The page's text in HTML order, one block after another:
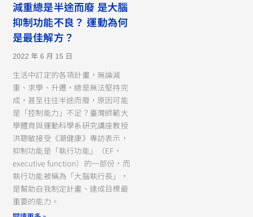
減重總是半途而廢 是大腦
抑制功能不良？ 運動為何
是最佳解方？
2022 年 6 月 15 日
生活中訂定的各項計畫，無論減
重、求學、升遷，總是無法堅持完
成，甚至往往半途而廢，原因可能
是「控制能力」不足？臺灣師範大
學體育與運動科學系研究講座教授
洪聰敏接受《潮健康》專訪表示，
抑制功能是「執行功能」（EF，
executive function）的一部份，而
執行功能被稱為「大腦執行長」，
是幫助自我制定計畫、達成目標最
重要的能力。